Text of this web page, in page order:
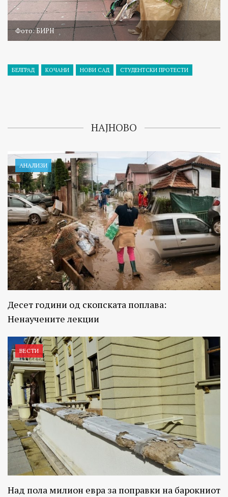
Фото: БИРН
БЕЛГРАД КОЧАНИ НОВИ САД СТУДЕНТСКИ ПРОТЕСТИ
НАЈНОВО
АНАЛИЗИ
Десет години од скопската поплава:
Ненаучените лекции
ВЕСТИ
Над пола милион евра за поправки на барокниот